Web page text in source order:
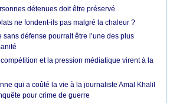
détenues doit être préservé
ne fondent-ils pas malgré la chaleur ?
sans défense pourrait être l’une des plus
et la pression médiatique virent à la
qui a coûté la vie à la journaliste Amal Khalil
pour crime de guerre